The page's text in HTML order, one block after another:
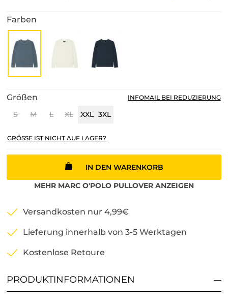
Farben
Größen
S M L XL XXL 3XL
INFOMAIL BEI REDUZIERUNG
GRÖSSE IST NICHT AUF LAGER?
IN DEN WARENKORB
MEHR MARC O'POLO PULLOVER ANZEIGEN
Versandkosten nur 4,99€
Lieferung innerhalb von 3-5 Werktagen
Kostenlose Retoure
PRODUKTINFORMATIONEN